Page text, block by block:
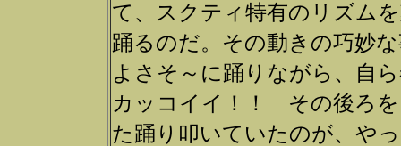
て、スクティ特有のリズム
踊るのだ。その動きの巧妙
よさそ～に踊りながら、自
カッコイイ！！ その後ろ
た踊り叩いていたのが、や